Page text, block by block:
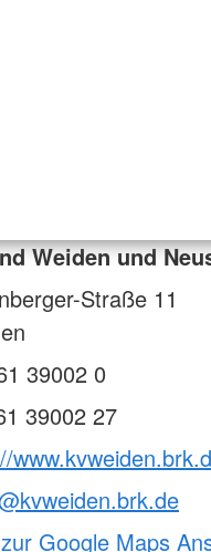
Weiden und
Straße 11
39002 0
39002 27
Google Maps